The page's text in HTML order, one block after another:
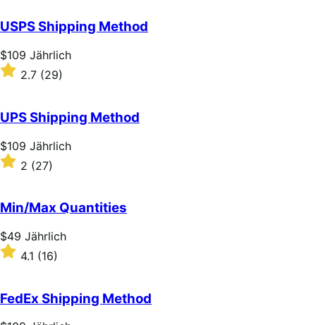
of
5
stars
USPS Shipping Method
Price
$109
Jährlich
$109 Jährlich
Rated
of
5
stars
2.7 (29)
UPS Shipping Method
Price
$109
Jährlich
$109 Jährlich
Rated
2
of
5
stars
2 (27)
Min/Max Quantities
Price
$49
Jährlich
$49 Jährlich
Rated
of
5
stars
4.1 (16)
FedEx Shipping Method